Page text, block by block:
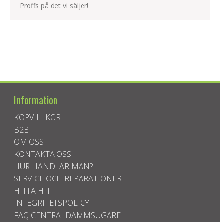
Proffs på det vi säljer!
Information
KÖPVILLKOR
B2B
OM OSS
KONTAKTA OSS
HUR HANDLAR MAN?
SERVICE OCH REPARATIONER
HITTA HIT
INTEGRITETSPOLICY
FAQ CENTRALDAMMSUGARE